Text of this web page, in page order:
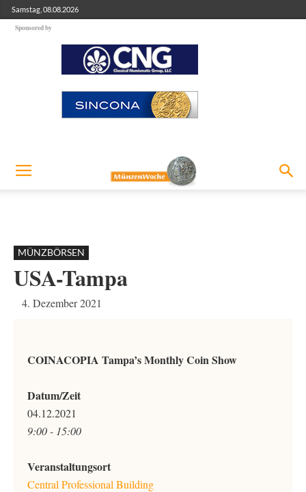
Samstag, 08.08.2026
Sponsored by
MÜNZBÖRSEN
USA-Tampa
4. Dezember 2021
COINACOPIA Tampa’s Monthly Coin Show
Datum/Zeit
04.12.2021
9:00 - 15:00
Veranstaltungsort
Central Professional Building